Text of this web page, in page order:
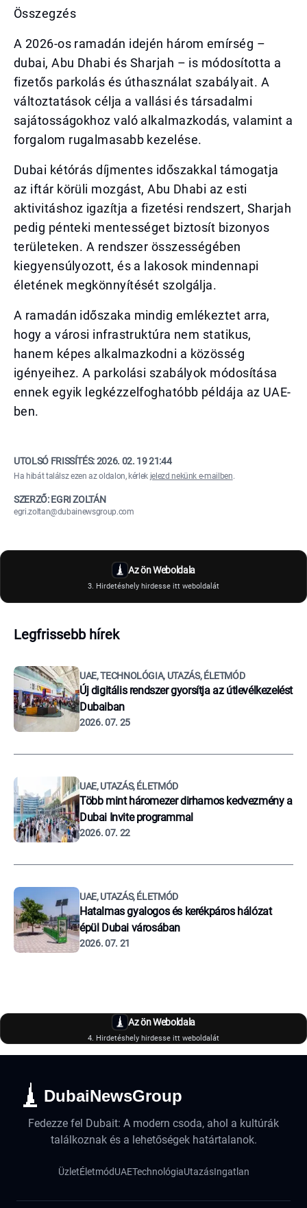
Összegzés
A 2026-os ramadán idején három emírség –
dubai, Abu Dhabi és Sharjah – is módosította a
fizetős parkolás és úthasználat szabályait. A
változtatások célja a vallási és társadalmi
sajátosságokhoz való alkalmazkodás, valamint a
forgalom rugalmasabb kezelése.
Dubai kétórás díjmentes időszakkal támogatja
az iftár körüli mozgást, Abu Dhabi az esti
aktivitáshoz igazítja a fizetési rendszert, Sharjah
pedig pénteki mentességet biztosít bizonyos
területeken. A rendszer összességében
kiegyensúlyozott, és a lakosok mindennapi
életének megkönnyítését szolgálja.
A ramadán időszaka mindig emlékeztet arra,
hogy a városi infrastruktúra nem statikus,
hanem képes alkalmazkodni a közösség
igényeihez. A parkolási szabályok módosítása
ennek egyik legkézzelfoghatóbb példája az UAE-
ben.
UTOLSÓ FRISSÍTÉS:2026. 02. 19 21:44
Ha hibát találsz ezen az oldalon, kérlek jelezd nekünk e-mailben.
SZERZŐ: EGRI ZOLTÁN
egri.zoltan@dubainewsgroup.com
Az ön Weboldala
3. Hirdetéshely hirdesse itt weboldalát
Legfrissebb hírek
UAE, TECHNOLÓGIA, UTAZÁS, ÉLETMÓD
Új digitális rendszer gyorsítja az útlevélkezelést
Dubaiban
2026. 07. 25
UAE, UTAZÁS, ÉLETMÓD
Több mint háromezer dirhamos kedvezmény a
Dubai Invite programmal
2026. 07. 22
UAE, UTAZÁS, ÉLETMÓD
Hatalmas gyalogos és kerékpáros hálózat
épül Dubai városában
2026. 07. 21
Az ön Weboldala
4. Hirdetéshely hirdesse itt weboldalát
DubaiNewsGroup
Fedezze fel Dubait: A modern csoda, ahol a kultúrák
találkoznak és a lehetőségek határtalanok.
ÜzletÉletmódUAETechnológiaUtazásIngatlan